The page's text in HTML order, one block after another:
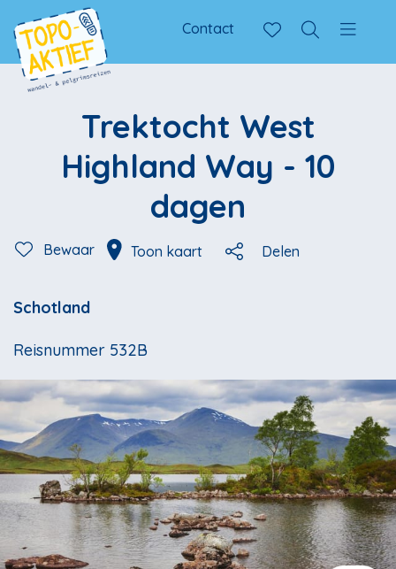
Contact
Trektocht West
Highland Way - 10
dagen
Bewaar Toon kaart Delen
Schotland
Reisnummer 532B